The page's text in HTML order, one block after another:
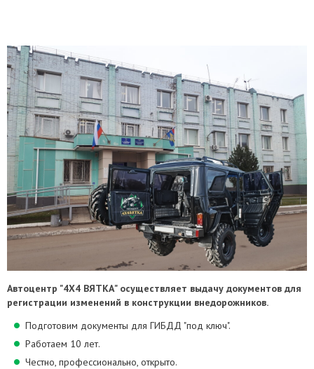
Автоцентр "4Х4 ВЯТКА" осуществляет выдачу документов для
регистрации изменений в конструкции внедорожников.
Подготовим документы для ГИБДД "под ключ".
Работаем 10 лет.
Честно, профессионально, открыто.